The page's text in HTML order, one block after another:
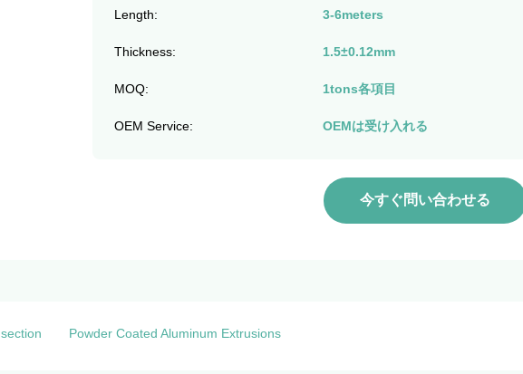
Length: 3-6meters
Thickness: 1.5±0.12mm
MOQ: 1tons各項目
OEM Service: OEMは受け入れる
今すぐ問い合わせる
Powder Coated Aluminum Extrusions